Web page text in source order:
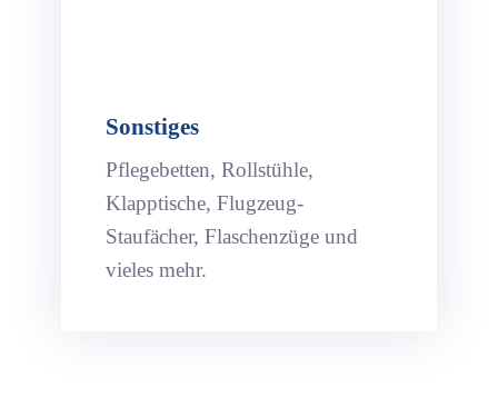
Sonstiges
Pflegebetten, Rollstühle,
Klapptische, Flugzeug-
Staufächer, Flaschenzüge und
vieles mehr.